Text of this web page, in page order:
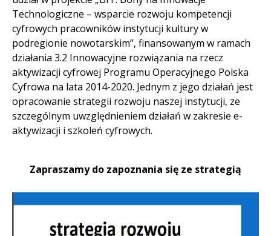
Technologiczne – wsparcie rozwoju kompetencji
cyfrowych pracowników instytucji kultury w
podregionie nowotarskim”, finansowanym w ramach
działania 3.2 Innowacyjne rozwiązania na rzecz
aktywizacji cyfrowej Programu Operacyjnego Polska
Cyfrowa na lata 2014-2020. Jednym z jego działań jest
opracowanie strategii rozwoju naszej instytucji, ze
szczególnym uwzględnieniem działań w zakresie e-
aktywizacji i szkoleń cyfrowych.
Zapraszamy do zapoznania się ze strategią